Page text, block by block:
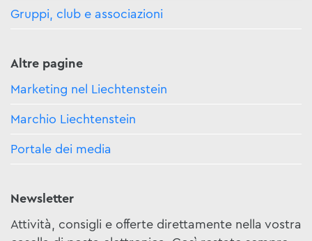
Gruppi, club e associazioni
Altre pagine
Marketing nel Liechtenstein
Marchio Liechtenstein
Portale dei media
Newsletter
Attività, consigli e offerte direttamente nella vostra